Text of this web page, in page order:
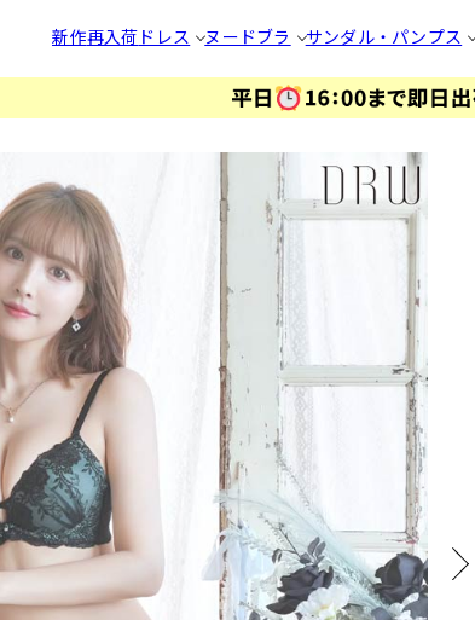
新作再入荷 ドレス ヌードブラ サンダル・パンプス